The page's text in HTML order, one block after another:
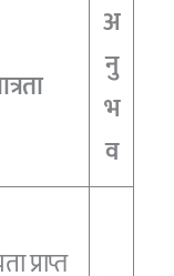
अ
नु
भ
व
प्राप्त